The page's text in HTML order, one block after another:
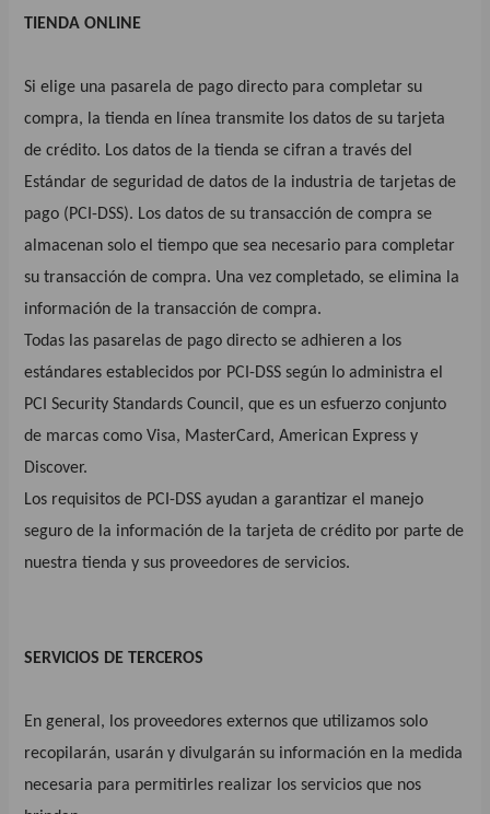
TIENDA ONLINE
Si elige una pasarela de pago directo para completar su
compra, la tienda en línea transmite los datos de su tarjeta
de crédito. Los datos de la tienda se cifran a través del
Estándar de seguridad de datos de la industria de tarjetas de
pago (PCI-DSS). Los datos de su transacción de compra se
almacenan solo el tiempo que sea necesario para completar
su transacción de compra. Una vez completado, se elimina la
información de la transacción de compra.
Todas las pasarelas de pago directo se adhieren a los
estándares establecidos por PCI-DSS según lo administra el
PCI Security Standards Council, que es un esfuerzo conjunto
de marcas como Visa, MasterCard, American Express y
Discover.
Los requisitos de PCI-DSS ayudan a garantizar el manejo
seguro de la información de la tarjeta de crédito por parte de
nuestra tienda y sus proveedores de servicios.
SERVICIOS DE TERCEROS
En general, los proveedores externos que utilizamos solo
recopilarán, usarán y divulgarán su información en la medida
necesaria para permitirles realizar los servicios que nos